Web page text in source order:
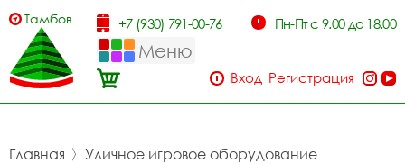
Тамбов +7 (930) 791-00-76 Пн-Пт с 9.00 до 18.00
Меню
Вход Регистрация
Главная 〉 Уличное игровое оборудование